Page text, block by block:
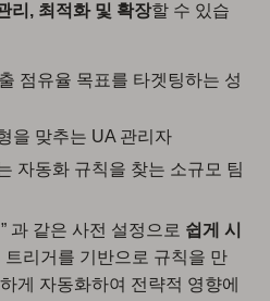
리, 최적화 및 확장할 수 있습
점유율 목표를 타겟팅하는 성
을 맞추는 UA 관리자
자동화 규칙을 찾는 소규모 팀
과 같은 사전 설정으로 쉽게 시
트리거를 기반으로 규칙을 만
게 자동화하여 전략적 영향에